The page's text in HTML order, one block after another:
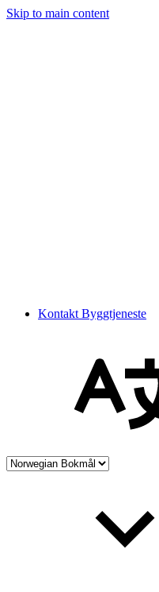
Skip to main content
Kontakt Byggtjeneste